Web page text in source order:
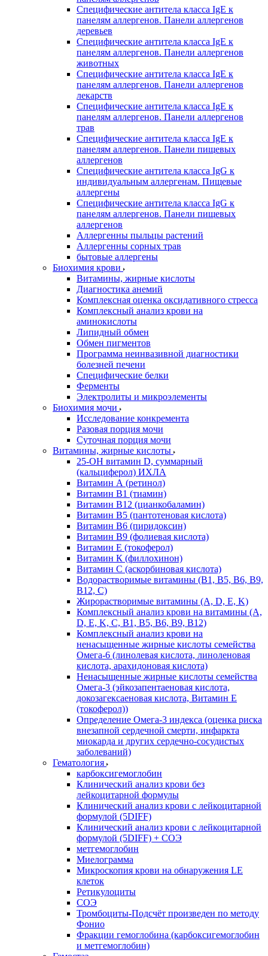
Специфические антитела класса IgE к
панелям аллергенов. Панели аллергенов
деревьев
Специфические антитела класса IgE к
панелям аллергенов. Панели аллергенов
животных
Специфические антитела класса IgE к
панелям аллергенов. Панели аллергенов
лекарств
Специфические антитела класса IgE к
панелям аллергенов. Панели аллергенов
трав
Специфические антитела класса IgE к
панелям аллергенов. Панели пищевых
аллергенов
Специфические антитела класса IgG к
индивидуальным аллергенам. Пищевые
аллергены
Специфические антитела класса IgG к
панелям аллергенов. Панели пищевых
аллергенов
Аллергенны пыльцы растений
Аллергенны сорных трав
бытовые аллергены
Биохимия крови
Витамины, жирные кислоты
Диагностика анемий
Комплексная оценка оксидативного стресса
Комплексный анализ крови на
аминокислоты
Липидный обмен
Обмен пигментов
Программа неинвазивной диагностики
болезней печени
Специфические белки
Ферменты
Электролиты и микроэлементы
Биохимия мочи
Исследование конкремента
Разовая порция мочи
Суточная порция мочи
Витамины, жирные кислоты
25-OH витамин D, суммарный
(кальциферол) ИХЛА
Витамин А (ретинол)
Витамин В1 (тиамин)
Витамин В12 (цианкобаламин)
Витамин В5 (пантотеновая кислота)
Витамин В6 (пиридоксин)
Витамин В9 (фолиевая кислота)
Витамин Е (токоферол)
Витамин К (филлохинон)
Витамин С (аскорбиновая кислота)
Водорастворимые витамины (B1, B5, B6, В9,
В12, С)
Жирорастворимые витамины (A, D, E, K)
Комплексный анализ крови на витамины (A,
D, E, K, C, B1, B5, B6, В9, B12)
Комплексный анализ крови на
ненасыщенные жирные кислоты семейства
Омега-6 (линолевая кислота, линоленовая
кислота, арахидоновая кислота)
Ненасыщенные жирные кислоты семейства
Омега-3 (эйкозапентаеновая кислота,
докозагексаеновая кислота, Витамин E
(токоферол))
Определение Омега-3 индекса (оценка риска
внезапной сердечной смерти, инфаркта
миокарда и других сердечно-сосудистых
заболеваний)
Гематология
карбоксигемоглобин
Клинический анализ крови без
лейкоцитарной формулы
Клинический анализ крови с лейкоцитарной
формулой (5DIFF)
Клинический анализ крови с лейкоцитарной
формулой (5DIFF) + СОЭ
метгемоглобин
Миелограмма
Микроскопия крови на обнаружения LE
клеток
Ретикулоциты
СОЭ
Тромбоциты-Подсчёт произведен по методу
Фонио
Фракции гемоглобина (карбоксигемоглобин
и метгемоглобин)